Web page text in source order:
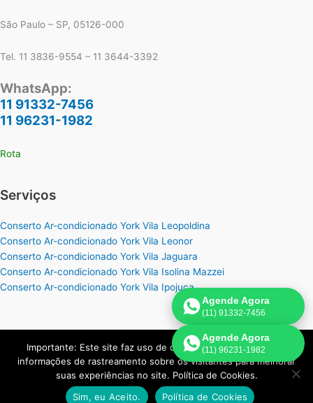
São Paulo – SP, 05126-000
Tel. 11 3836-9554 – 11 3644-3392
WhatsApp:
11 91332-7456
11 96231-1982
Rota
Serviços
Conserto Ar-condicionado York Vila Leopoldina
Conserto Ar-condicionado York Vila Leonor
Conserto Ar-condicionado York Vila Jaguara
Conserto Ar-condicionado York Vila Isolina Mazzei
Conserto Ar-condicionado York Vila Ipojuca
Copyright © 2026 York Assistência Ar-Condicionado | Criado por:
Página de Venda.
Agende Agora
(11) 91332-7456
Agende Agora
(11) 96231-1982
Importante: Este site faz uso de cookies que podem conter
informações de rastreamento sobre os visitantes para melhorar
suas experiências no site. Política de Cookies.
Sim, eu Aceito.
Política de Cookies